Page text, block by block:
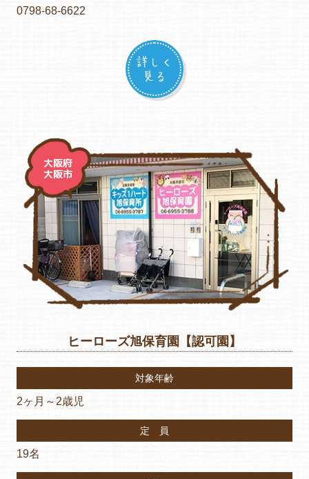
0798-68-6622
詳しく
見る
大阪府
大阪市
ヒーローズ旭保育園【認可園】
対象年齢
2ヶ月～2歳児
定 員
19名